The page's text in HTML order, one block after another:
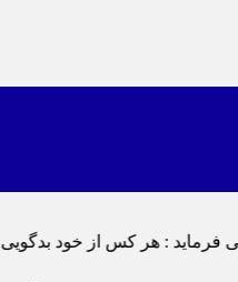
خود را اصلاح کرده و هر کس خودستایی نماید٬ پس به تحقیق خویش را تباه